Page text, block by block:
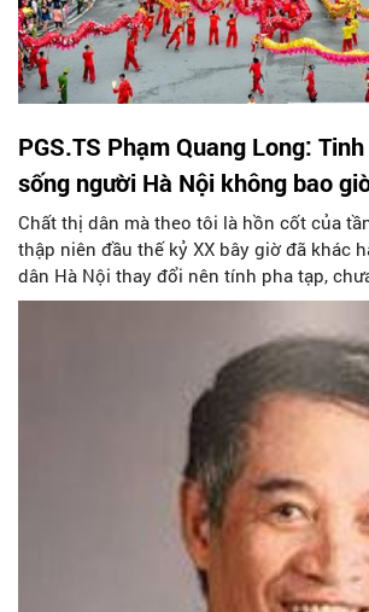
PGS.TS Phạm Quang Long:
sống người Hà Nội không bao
Chất thị dân mà theo tôi là hồn cốt của
thập niên đầu thế kỷ XX bây giờ đã khác
dân Hà Nội thay đổi nên tính pha tạp,
du nhập về Hà Nội đậm nét hơn.